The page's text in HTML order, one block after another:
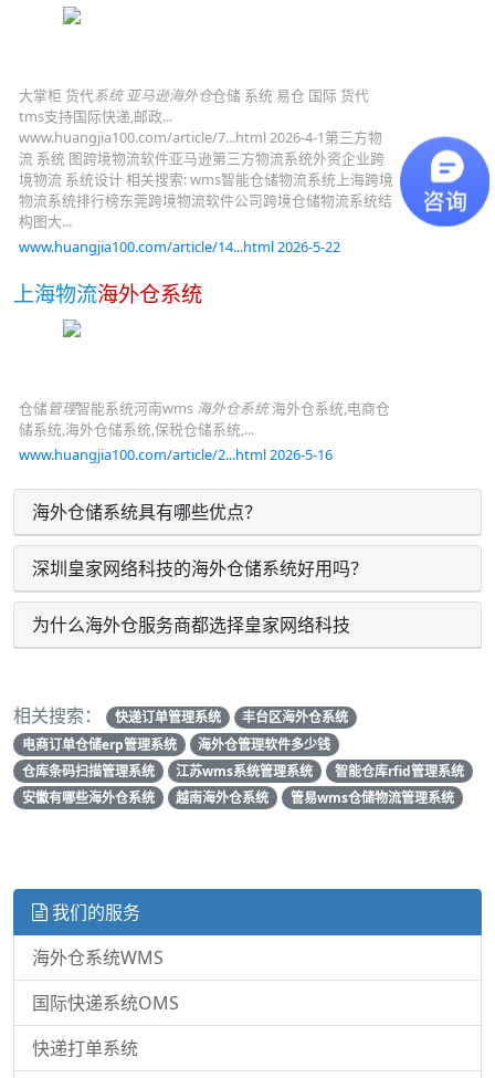
大掌柜 货代系统 亚马逊海外仓仓储 系统 易仓 国际 货代
tms支持国际快递,邮政...
www.huangjia100.com/article/7...html 2026-4-1第三方物
流 系统 图跨境物流软件亚马逊第三方物流系统外资企业跨
境物流 系统设计 相关搜索: wms智能仓储物流系统上海跨境
物流系统排行榜东莞跨境物流软件公司跨境仓储物流系统结
构图大...
www.huangjia100.com/article/14...html 2026-5-22
上海物流海外仓系统
仓储管理智能系统河南wms 海外仓系统海外仓系统,电商仓
储系统,海外仓储系统,保税仓储系统,...
www.huangjia100.com/article/2...html 2026-5-16
海外仓储系统具有哪些优点？
深圳皇家网络科技的海外仓储系统好用吗？
为什么海外仓服务商都选择皇家网络科技
相关搜索： 快递订单管理系统
丰台区海外仓系统
电商订单仓储erp管理系统
海外仓管理软件多少钱
仓库条码扫描管理系统
江苏wms系统管理系统
智能仓库rfid管理系统
安徽有哪些海外仓系统
越南海外仓系统 管易wms仓储物流管理系统
我们的服务
海外仓系统WMS
国际快递系统OMS
快递打单系统